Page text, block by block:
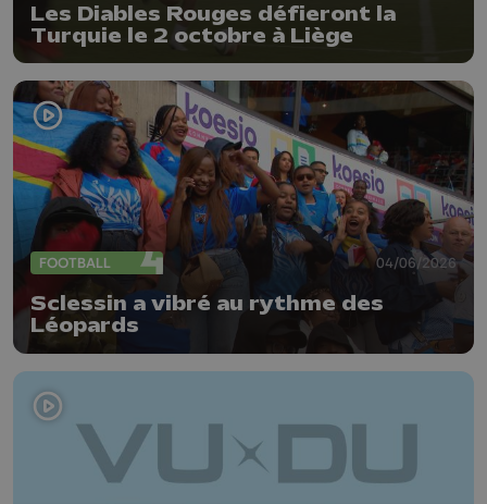
Les Diables Rouges défieront la
Turquie le 2 octobre à Liège
FOOTBALL 04/06/2026
Sclessin a vibré au rythme des
Léopards